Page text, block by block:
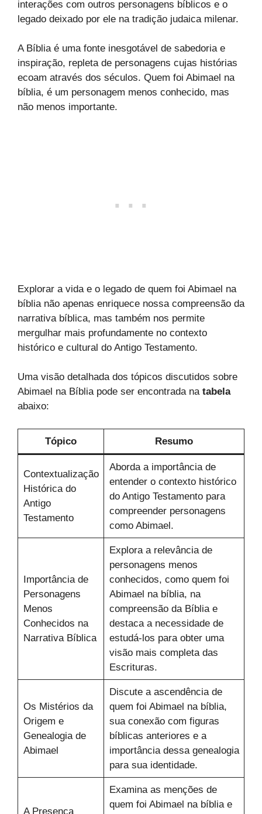
interações com outros personagens bíblicos e o
legado deixado por ele na tradição judaica milenar.
A Bíblia é uma fonte inesgotável de sabedoria e
inspiração, repleta de personagens cujas histórias
ecoam através dos séculos. Quem foi Abimael na
bíblia, é um personagem menos conhecido, mas
não menos importante.
Explorar a vida e o legado de quem foi Abimael na
bíblia não apenas enriquece nossa compreensão da
narrativa bíblica, mas também nos permite
mergulhar mais profundamente no contexto
histórico e cultural do Antigo Testamento.
Uma visão detalhada dos tópicos discutidos sobre
Abimael na Bíblia pode ser encontrada na tabela
abaixo:
Tópico Resumo
Contextualização
Histórica do
Antigo
Testamento
Aborda a importância de
entender o contexto histórico
do Antigo Testamento para
compreender personagens
como Abimael.
Importância de
Personagens
Menos
Conhecidos na
Narrativa Bíblica
Explora a relevância de
personagens menos
conhecidos, como quem foi
Abimael na bíblia, na
compreensão da Bíblia e
destaca a necessidade de
estudá-los para obter uma
visão mais completa das
Escrituras.
Os Mistérios da
Origem e
Genealogia de
Abimael
Discute a ascendência de
quem foi Abimael na bíblia,
sua conexão com figuras
bíblicas anteriores e a
importância dessa genealogia
para sua identidade.
A Presença
Examina as menções de
quem foi Abimael na bíblia e